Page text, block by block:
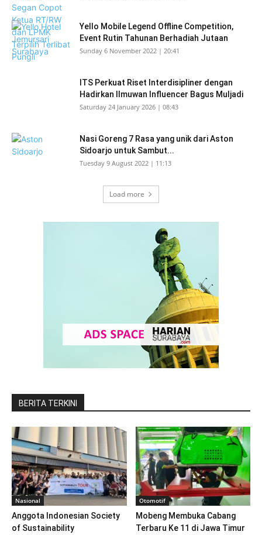
Yello Mobile Legend Offline Competition,
Event Rutin Tahunan Berhadiah Jutaan
Sunday 6 November 2022 | 20:41
ITS Perkuat Riset Interdisipliner dengan
Hadirkan Ilmuwan Influencer Bagus Muljadi
Saturday 24 January 2026 | 08:43
Nasi Goreng 7 Rasa yang unik dari Aston
Sidoarjo untuk Sambut...
Tuesday 9 August 2022 | 11:13
Load more
BERITA TERKINI
Nasional
Anggota Indonesian Society
of Sustainability
Otomotif
Mobeng Membuka Cabang
Terbaru Ke 11 di Jawa Timur